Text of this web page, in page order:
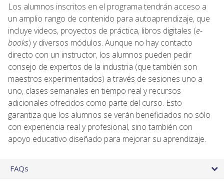
Los alumnos inscritos en el programa tendrán acceso a
un amplio rango de contenido para autoaprendizaje, que
incluye videos, proyectos de práctica, libros digitales (e-
books) y diversos módulos. Aunque no hay contacto
directo con un instructor, los alumnos pueden pedir
consejo de expertos de la industria (que también son
maestros experimentados) a través de sesiones uno a
uno, clases semanales en tiempo real y recursos
adicionales ofrecidos como parte del curso. Esto
garantiza que los alumnos se verán beneficiados no sólo
con experiencia real y profesional, sino también con
apoyo educativo diseñado para mejorar su aprendizaje.
FAQs